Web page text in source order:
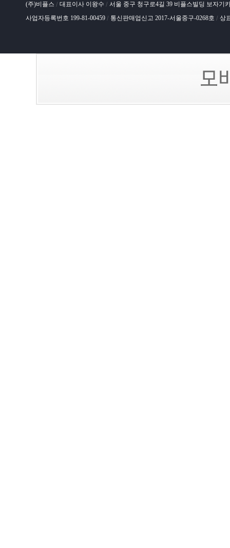
(주)비플스 / 대표이사 이왕수 / 서울 중구 청구로4길 39 비플스빌딩 보자기
사업자등록번호 199-81-00459 / 통신판매업신고 2017-서울중구-0268호 / 상